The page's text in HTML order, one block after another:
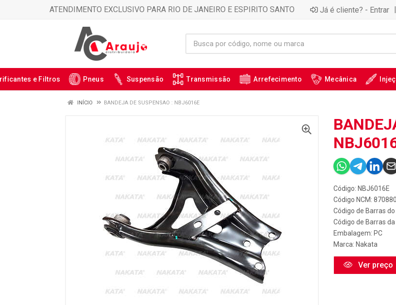
ATENDIMENTO EXCLUSIVO PARA RIO DE JANEIRO E ESPIRITO SANTO Já é cliente? - Entrar |
e Filtros Pneus Suspensão Transmissão Arrefecimento Mecânica
INÍCIO BANDEJA DE SUSPENSAO : NBJ6016E
Código: NBJ6016E
Código NCM:
Código de Barras
Código de Barras
Embalagem: PC
Marca: Nakata
Ver preço